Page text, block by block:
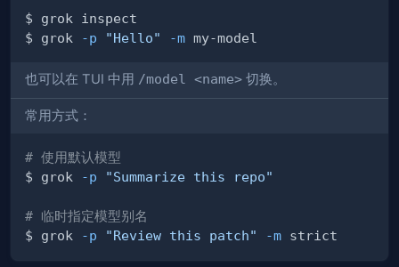
$ grok
-p "Hello" -m
也可以在 TUI 中用 /model <name> 切换。
常用方式：
# 使用默认模型
$ grok
-p "Summarize this repo"
# 临时指定模型别名
$ grok
-p "Review this patch" -m